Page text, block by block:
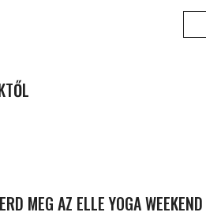
MEG AZ ELLE YOGA